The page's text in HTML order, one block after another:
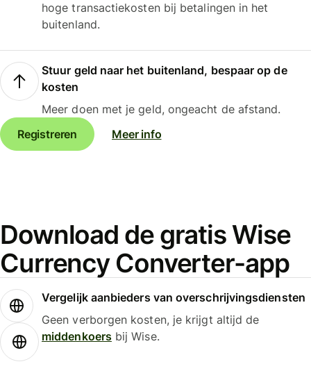
hoge transactiekosten bij betalingen in het
buitenland.
Stuur geld naar het buitenland, bespaar op de
kosten
Meer doen met je geld, ongeacht de afstand.
Registreren
Meer info
Download de gratis Wise
Currency Converter-app
Vergelijk aanbieders van overschrijvingsdiensten
Geen verborgen kosten, je krijgt altijd de
middenkoersbij Wise.